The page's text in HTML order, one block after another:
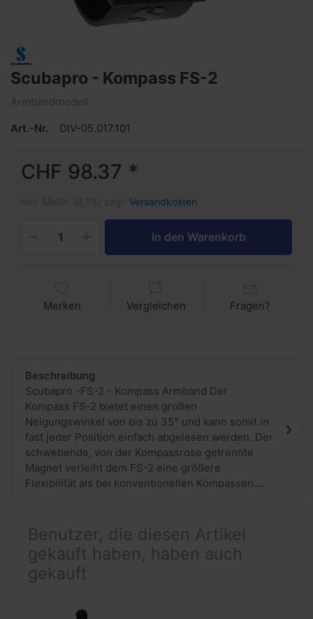
Scubapro - Kompass FS-2
Armbandmodell
Art.-Nr.
DIV-05.017.101
CHF 98.37 *
Versandkosten
In den Warenkorb
Merken Vergleichen Fragen?
Beschreibung
Scubapro -FS-2 - Kompass Armband Der
Kompass FS-2 bietet einen großen
Neigungswinkel von bis zu 35° und kann somit in
fast jeder Position einfach abgelesen werden. Der
schwebende, von der Kompassrose getrennte
Magnet verleiht dem FS-2 eine größere
Flexibilität als bei konventionellen Kompassen....
Benutzer, die diesen Artikel
gekauft haben, haben auch
gekauft